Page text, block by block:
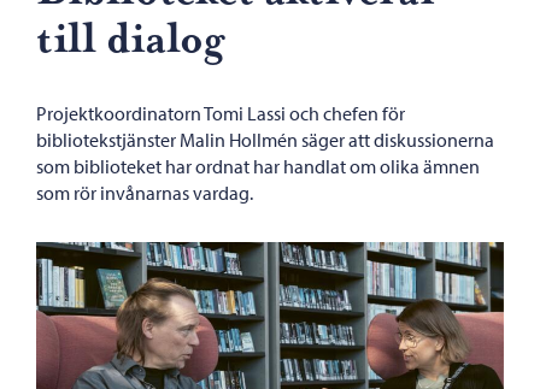
till dialog
Projektkoordinatorn Tomi Lassi och chefen för
bibliotekstjänster Malin Hollmén säger att diskussionerna
som biblioteket har ordnat har handlat om olika ämnen
som rör invånarnas vardag.